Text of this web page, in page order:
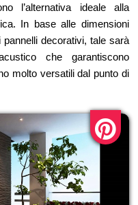
l’alternativa ideale alla
In base alle dimensioni
decorativi, tale sarà
che garantiscono
molto versatili dal punto di